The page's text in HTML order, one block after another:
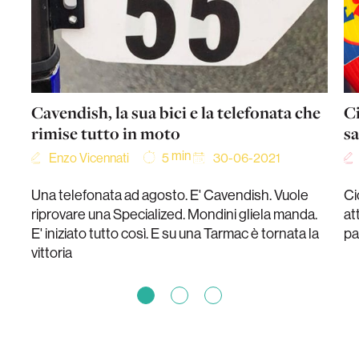
Cavendish, la sua bici e la telefonata che
rimise tutto in moto
Enzo Vicennati 5 min 30-06-2021
Una telefonata ad agosto. E' Cavendish. Vuole
riprovare una Specialized. Mondini gliela manda.
E' iniziato tutto così. E su una Tarmac è tornata la
vittoria